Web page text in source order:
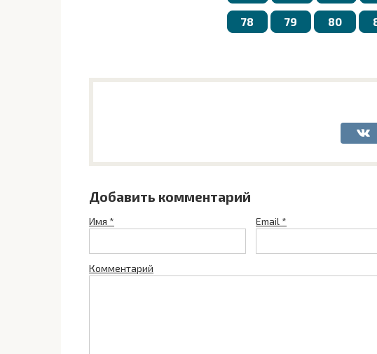
78 79 80
Добавить комментарий
Имя * Email *
Комментарий